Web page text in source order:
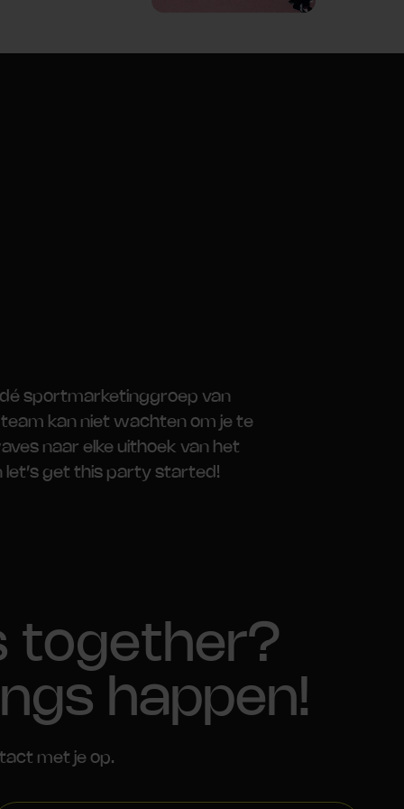
sportmarketinggroep van
kan niet wachten om je te
naar elke uithoek van het
let’s get this party started!
together?
happen!
met je op.